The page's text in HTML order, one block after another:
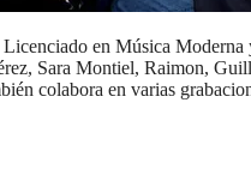
en Música
Sara Montiel, Raimon,
colabora en varias